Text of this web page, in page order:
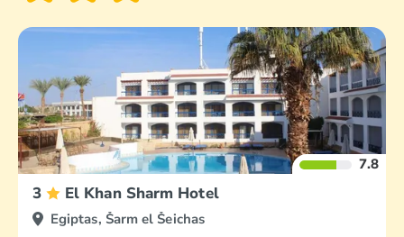
7.8
3 El Khan Sharm Hotel
Egiptas, Šarm el Šeichas